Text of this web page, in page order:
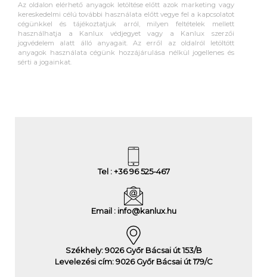
Az oldalon elérhető anyagok letöltése előtt azok marketing vagy
kereskedelmi célú további használata előtt vegye fel a kapcsolatot
cégünkkel és tájékoztatjuk arról, milyen feltételek mellett
használhatja a Kanlux védjegyet vagy a Kanlux szerzői
jogvédelem alatt álló anyagait. Az erről az oldalról letöltött
anyagok használata cégünk hozzájárulása nélkül jogellenes és
sérti a jogainkat.
Tel : +36 96 525-467
Email : info@kanlux.hu
Székhely: 9026 Győr Bácsai út 153/B
Levelezési cím: 9026 Győr Bácsai út 179/C